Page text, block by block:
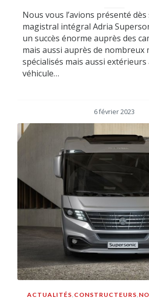
Nous vous l’avions présenté dès
magistral intégral Adria
un succès énorme auprès des
mais aussi auprès de nombreux
spécialisés mais aussi
véhicule…
6 février 2023
ACTUALITÉS, CONSTRUCTEURS,